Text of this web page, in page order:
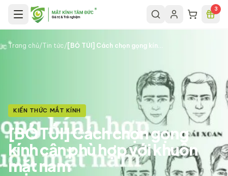
Chuyển đến nội dung chính 3
Trang chủ/Tin tức/ [BỎ TÚI] Cách chọn gọng kính cận phù hợp với khuôn mặt nam​
KIẾN THỨC MẮT KÍNH
[BỎ TÚI] Cách chọn gọng
kính cận phù hợp với khuôn
mặt nam​